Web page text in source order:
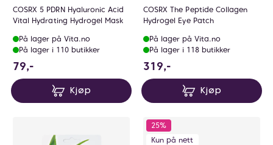
COSRX 5 PDRN Hyaluronic Acid
Vital Hydrating Hydrogel Mask
På lager på Vita.no
På lager i 110 butikker
79,-
Kjøp
COSRX The Peptide Collagen
Hydrogel Eye Patch
På lager på Vita.no
På lager i 118 butikker
319,-
Kjøp
25%
Kun på nett